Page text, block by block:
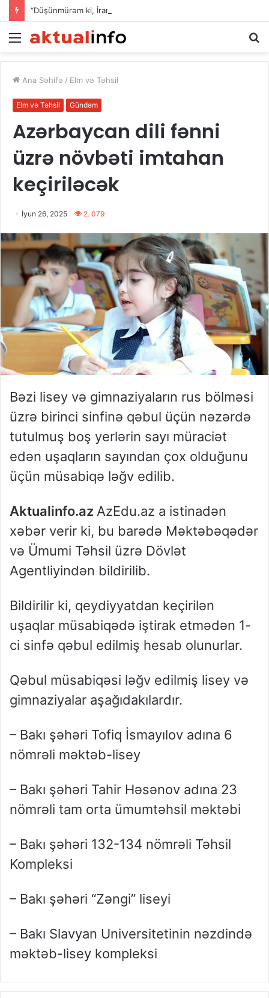
“Düşünmürəm ki, İran daha çox davam gətirə bilər”
Menu
Ana Səhifə / Elm və Təhsil
Elm və Təhsil Gündəm
Azərbaycan dili fənni
üzrə növbəti imtahan
keçiriləcək
İyun 26, 2025 2. 079
Bəzi lisey və gimnaziyaların rus bölməsi
üzrə birinci sinfinə qəbul üçün nəzərdə
tutulmuş boş yerlərin sayı müraciət
edən uşaqların sayından çox olduğunu
üçün müsabiqə ləğv edilib.
Aktualinfo.azAzEdu.az a istinadən
xəbər verir ki, bu barədə Məktəbəqədər
və Ümumi Təhsil üzrə Dövlət
Agentliyindən bildirilib.
Bildirilir ki, qeydiyyatdan keçirilən
uşaqlar müsabiqədə iştirak etmədən 1-
ci sinfə qəbul edilmiş hesab olunurlar.
Qəbul müsabiqəsi ləğv edilmiş lisey və
gimnaziyalar aşağıdakılardır.
– Bakı şəhəri Tofiq İsmayılov adına 6
nömrəli məktəb-lisey
– Bakı şəhəri Tahir Həsənov adına 23
nömrəli tam orta ümumtəhsil məktəbi
– Bakı şəhəri 132-134 nömrəli Təhsil
Kompleksi
– Bakı şəhəri “Zəngi” liseyi
– Bakı Slavyan Universitetinin nəzdində
məktəb-lisey kompleksi